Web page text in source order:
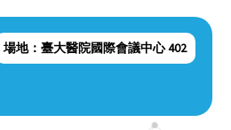
場地：臺大醫院國際會議中心 402